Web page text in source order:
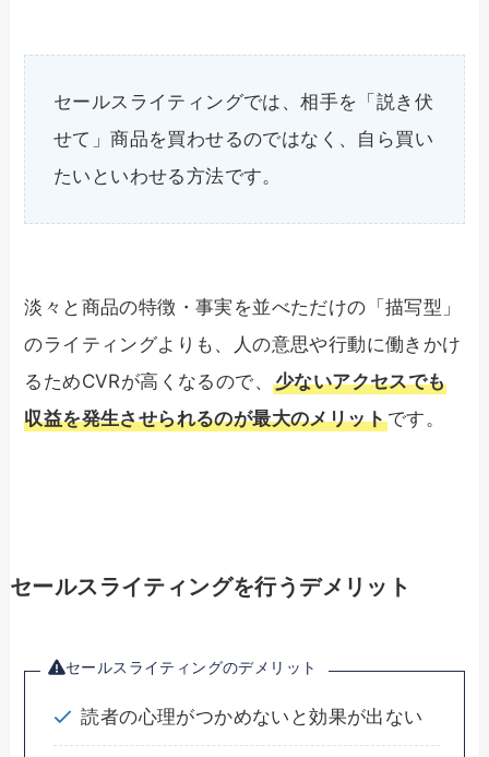
セールスライティングでは、相手を「説き伏
せて」商品を買わせるのではなく、自ら買い
たいといわせる方法です。
淡々と商品の特徴・事実を並べただけの「描写型」
のライティングよりも、人の意思や行動に働きかけ
るためCVRが高くなるので、少ないアクセスでも
収益を発生させられるのが最大のメリットです。
セールスライティングを行うデメリット
セールスライティングのデメリット
読者の心理がつかめないと効果が出ない